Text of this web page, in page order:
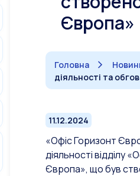
Європа»
Головна
діяльності та
11.12.2024
«Офіс Горизонт
діяльності відділу
Європа», що був